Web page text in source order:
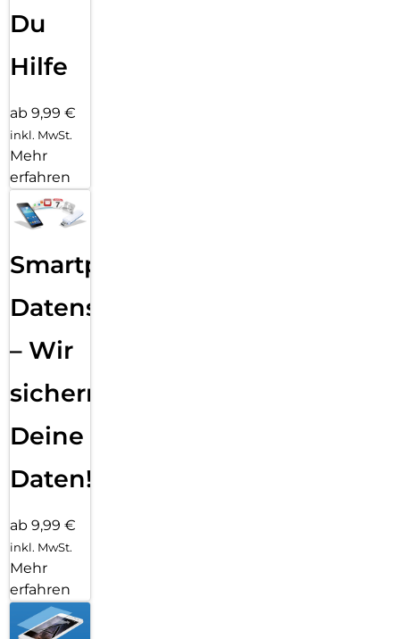
Du
Hilfe
ab 9,99 €
inkl. MwSt.
Mehr
erfahren
Smartphone
Datensicherung
– Wir
sichern
Deine
Daten!
ab 9,99 €
inkl. MwSt.
Mehr
erfahren